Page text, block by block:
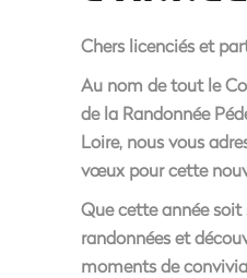
Chers licenciés et
Au nom de tout le
de la Randonnée
Loire, nous vous
vœux pour cette
Que cette année
randonnées et
moments de